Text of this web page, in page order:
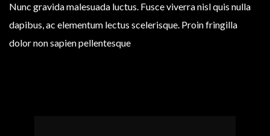
Nunc gravida malesuada luctus. Fusce viverra nisl quis nulla
dapibus, ac elementum lectus scelerisque. Proin fringilla
dolor non sapien pellentesque